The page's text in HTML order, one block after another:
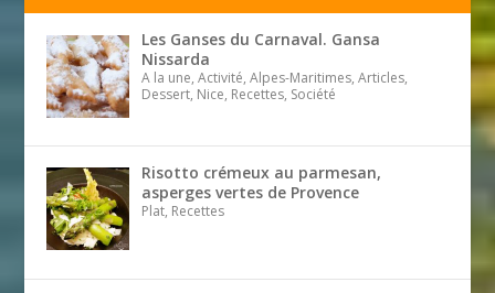
Les Ganses du Carnaval. Gansa
Nissarda
A la une, Activité, Alpes-Maritimes, Articles,
Dessert, Nice, Recettes, Société
Risotto crémeux au parmesan,
asperges vertes de Provence
Plat, Recettes